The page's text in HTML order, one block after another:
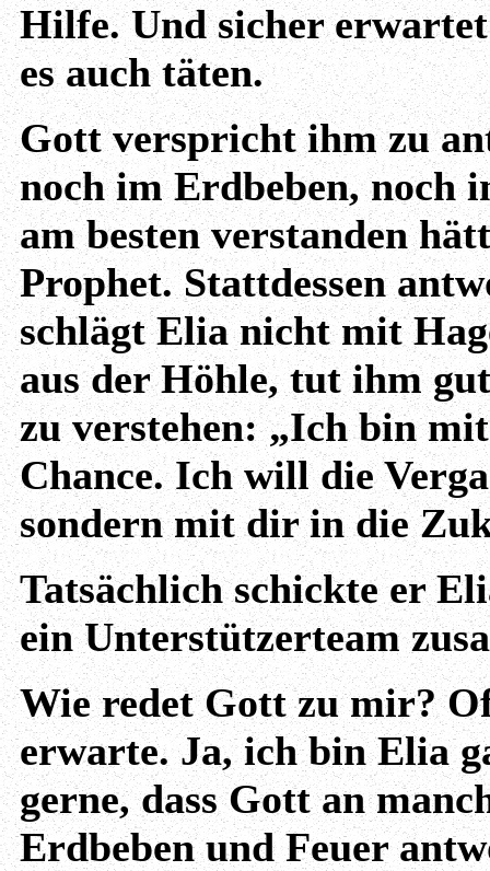
Hilfe. Und sicher
es auch täten.
Gott verspricht ihm zu
noch im Erdbeben, noch
am besten verstanden
Prophet. Stattdessen
schlägt Elia nicht mit
aus der Höhle, tut ihm
zu verstehen: „Ich bin
Chance. Ich will die
sondern mit dir in die
Tatsächlich schickte er
ein Unterstützerteam
Wie redet Gott zu mir?
erwarte. Ja, ich bin Elia
gerne, dass Gott an
Erdbeben und Feuer